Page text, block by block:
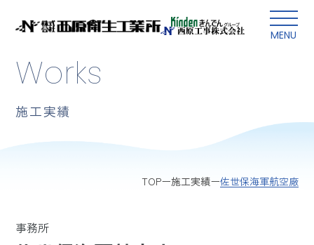
MENU
本文にスキップ
Works
施工実績
TOP 施工実績 佐世保海軍航空廠
事務所